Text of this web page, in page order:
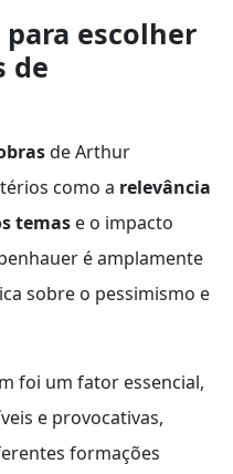
escolher
de
de Arthur
como a relevância
temas e o impacto
é amplamente
sobre o pessimismo e
foi um fator essencial,
e provocativas,
formações